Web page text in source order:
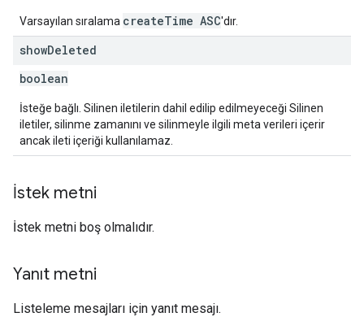
Varsayılan sıralama createTime ASC'dır.
showDeleted
boolean
İsteğe bağlı. Silinen iletilerin dahil edilip edilmeyeceği Silinen
iletiler, silinme zamanını ve silinmeyle ilgili meta verileri içerir
ancak ileti içeriği kullanılamaz.
İstek metni
İstek metni boş olmalıdır.
Yanıt metni
Listeleme mesajları için yanıt mesajı.